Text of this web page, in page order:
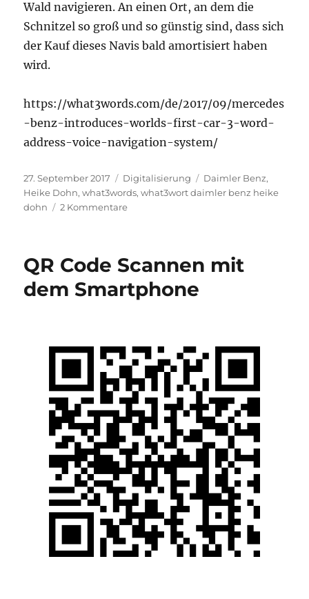
Wald navigieren. An einen Ort, an dem die
Schnitzel so groß und so günstig sind, dass sich
der Kauf dieses Navis bald amortisiert haben
wird.
https://what3words.com/de/2017/09/mercedes
-benz-introduces-worlds-first-car-3-word-
address-voice-navigation-system/
Veröffentlicht
am
27. September 2017 Kategorien
Digitalisierung Schlagwörter
Daimler Benz,
Heike Dohn,what3words,what3wort daimler benz heike
dohn
2 Kommentarezu
what3words
weltweit
im
QR Code Scannen mit
dem Smartphone